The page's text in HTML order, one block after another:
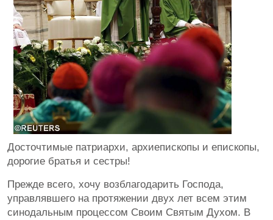
Досточтимые патриархи, архиепископы и епископы,
дорогие братья и сестры!
Прежде всего, хочу возблагодарить Господа,
управлявшего на протяжении двух лет всем этим
синодальным процессом Своим Святым Духом. В